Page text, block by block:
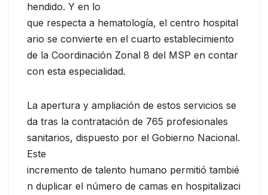
hendido. Y en lo
que respecta a hematología, el centro hospital
ario se convierte en el cuarto establecimiento
de la Coordinación Zonal 8 del MSP en contar
con esta especialidad.
La apertura y ampliación de estos servicios se
da tras la contratación de 765 profesionales
sanitarios, dispuesto por el Gobierno Nacional.
Este
incremento de talento humano permitió tambié
n duplicar el número de camas en hospitalizaci